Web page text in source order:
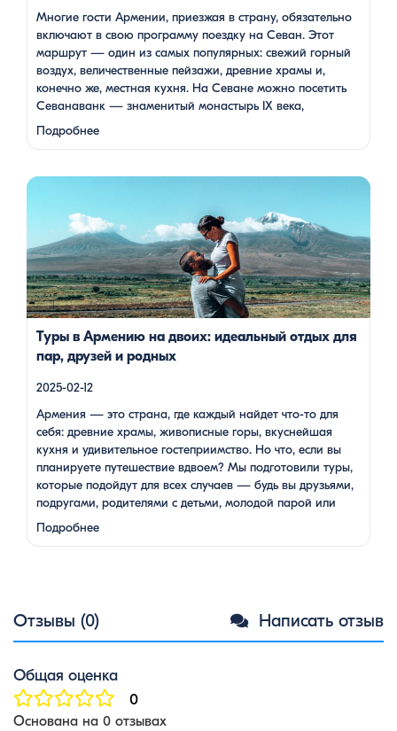
Многие гости Армении, приезжая в страну, обязательно
включают в свою программу поездку на Севан. Этот
маршрут — один из самых популярных: свежий горный
воздух, величественные пейзажи, древние храмы и,
конечно же, местная кухня. На Севане можно посетить
Севанаванк — знаменитый монастырь IX века,
расположенный на полуострове, а также Айраванк,
который менее известен, но не менее …
Подробнее
Армения — это страна, где каждый найдет что-то для себя:
удивительное гостеприимство. Но что, если вы планируете
путешествие вдвоем? Мы подготовили туры, которые
подойдут для всех случаев — будь вы друзьями, подругами,
родителями с детьми, молодой парой или супругами в
возрасте. Какой тур выбрать для путешествия вдвоем? 1. […]
Туры в Армению на двоих: идеальный отдых для
пар, друзей и родных
2025-02-12
Армения — это страна, где каждый найдет что-то для
себя: древние храмы, живописные горы, вкуснейшая
кухня и удивительное гостеприимство. Но что, если вы
планируете путешествие вдвоем? Мы подготовили туры,
которые подойдут для всех случаев — будь вы друзьями,
подругами, родителями с детьми, молодой парой или
супругами в возрасте. Какой тур выбрать для
путешествия вдвоем? 1. …
Подробнее
Отзывы (0) Написать отзыв
Общая оценка
0
Основана на 0 отзывах